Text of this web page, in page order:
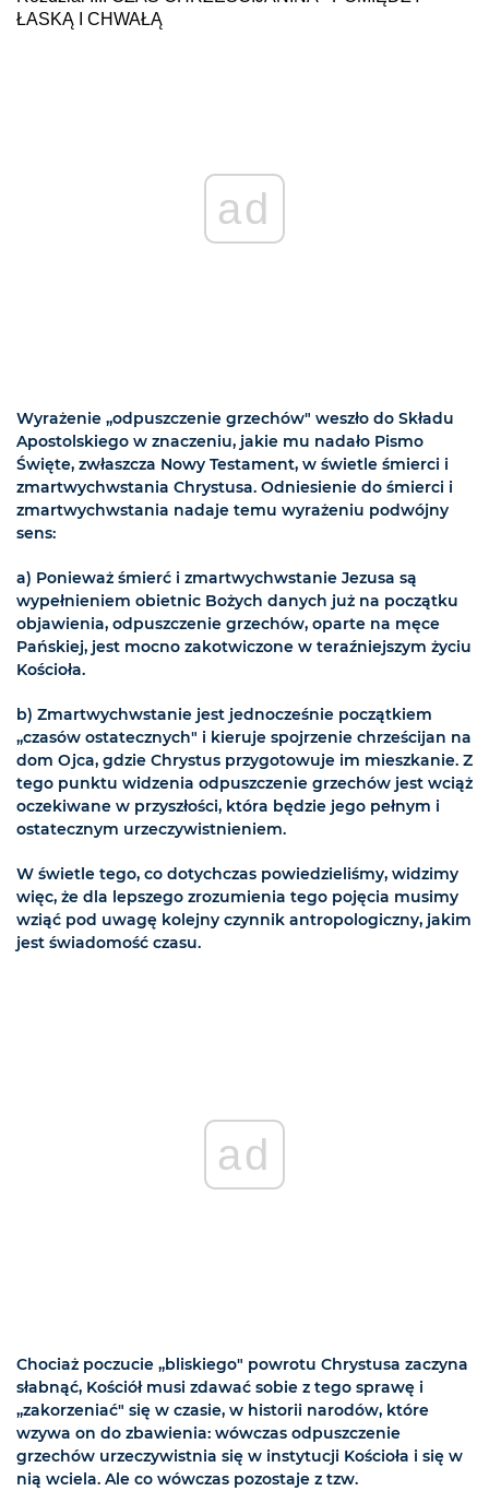
ŁASKĄ I CHWAŁĄ
ad
Wyrażenie „odpuszczenie grzechów" weszło do Składu
Apostolskiego w znaczeniu, jakie mu nadało Pismo
Święte, zwłaszcza Nowy Testament, w świetle śmierci i
zmartwychwstania Chrystusa. Odniesienie do śmierci i
zmartwychwstania nadaje temu wyrażeniu podwójny
sens:
a) Ponieważ śmierć i zmartwychwstanie Jezusa są
wypełnieniem obietnic Bożych danych już na początku
objawienia, odpuszczenie grzechów, oparte na męce
Pańskiej, jest mocno zakotwiczone w teraźniejszym życiu
Kościoła.
b) Zmartwychwstanie jest jednocześnie początkiem
„czasów ostatecznych" i kieruje spojrzenie chrześcijan na
dom Ojca, gdzie Chrystus przygotowuje im mieszkanie. Z
tego punktu widzenia odpuszczenie grzechów jest wciąż
oczekiwane w przyszłości, która będzie jego pełnym i
ostatecznym urzeczywistnieniem.
W świetle tego, co dotychczas powiedzieliśmy, widzimy
więc, że dla lepszego zrozumienia tego pojęcia musimy
wziąć pod uwagę kolejny czynnik antropologiczny, jakim
jest świadomość czasu.
ad
Chociaż poczucie „bliskiego" powrotu Chrystusa zaczyna
słabnąć, Kościół musi zdawać sobie z tego sprawę i
„zakorzeniać" się w czasie, w historii narodów, które
wzywa on do zbawienia: wówczas odpuszczenie
grzechów urzeczywistnia się w instytucji Kościoła i się w
nią wciela. Ale co wówczas pozostaje z tzw.